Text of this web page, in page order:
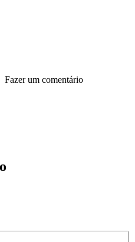
Fazer um comentário